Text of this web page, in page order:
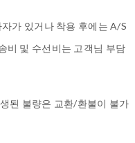
가 있거나 착용 후에는 A/S
비 및 수선비는 고객님 부담
된 불량은 교환/환불이 불가